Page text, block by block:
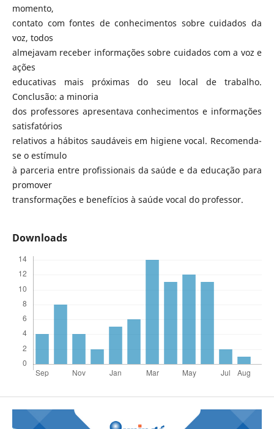
momento,
contato com fontes de conhecimentos sobre cuidados da
voz, todos
almejavam receber informações sobre cuidados com a voz e
ações
educativas mais próximas do seu local de trabalho.
Conclusão: a minoria
dos professores apresentava conhecimentos e informações
satisfatórios
relativos a hábitos saudáveis em higiene vocal. Recomenda-
se o estímulo
à parceria entre profissionais da saúde e da educação para
promover
transformações e benefícios à saúde vocal do professor.
Downloads